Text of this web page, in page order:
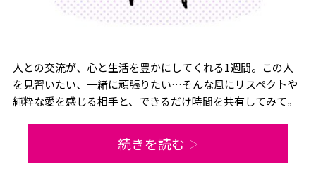
人との交流が、心と生活を豊かにしてくれる1週間。この人
を見習いたい、一緒に頑張りたい…そんな風にリスペクトや
純粋な愛を感じる相手と、できるだけ時間を共有してみて。
続きを読む ▷